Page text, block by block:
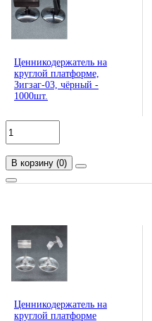
Ценникодержатель на
круглой платформе,
Зигзаг-03, чёрный -
1000шт.
В корзину (0)
Ценникодержатель на
круглой платформе